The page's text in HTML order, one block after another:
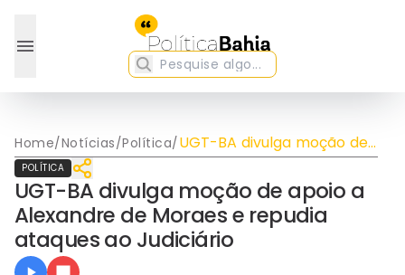
Home/Notícias/Política/UGT-BA divulga moção de
apoio a Alexandre de
Moraes e repudia ataques
ao Judiciário
POLÍTICA
UGT-BA divulga moção de apoio a
Alexandre de Moraes e repudia
ataques ao Judiciário